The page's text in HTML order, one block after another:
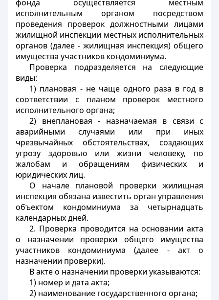
фонда осуществляется местным
исполнительным органом посредством
проведения проверок должностными лицами
жилищной инспекции местных исполнительных
органов (далее - жилищная инспекция) общего
имущества участников кондоминиума.
Проверка подразделяется на следующие
виды:
1) плановая - не чаще одного раза в год в
соответствии с планом проверок местного
исполнительного органа;
2) внеплановая - назначаемая в связи с
аварийными случаями или при иных
чрезвычайных обстоятельствах, создающих
угрозу здоровью или жизни человеку, по
жалобам и обращениям физических и
юридических лиц.
О начале плановой проверки жилищная
инспекция обязана известить орган управления
объектом кондоминиума за четырнадцать
календарных дней.
2. Проверка проводится на основании акта
о назначении проверки общего имущества
участников кондоминиума (далее - акт о
назначении проверки).
В акте о назначении проверки указываются:
1) номер и дата акта;
2) наименование государственного органа;